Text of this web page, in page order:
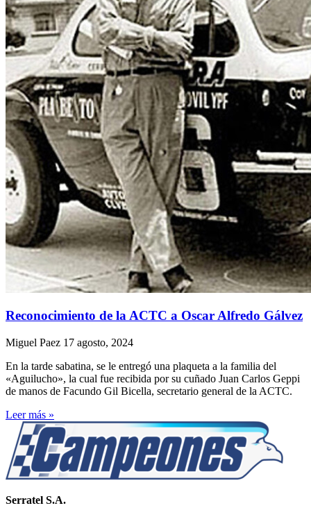
Reconocimiento de la ACTC a Oscar Alfredo Gálvez
Miguel Paez 17 agosto, 2024
En la tarde sabatina, se le entregó una plaqueta a la familia del
«Aguilucho», la cual fue recibida por su cuñado Juan Carlos Geppi
de manos de Facundo Gil Bicella, secretario general de la ACTC.
Leer más »
Serratel S.A.